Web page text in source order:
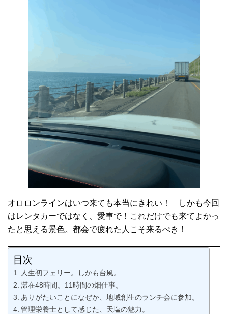
オロロンラインはいつ来ても本当にきれい！ しかも今回
はレンタカーではなく、愛車で！これだけでも来てよかっ
たと思える景色。都会で疲れた人こそ来るべき！
目次
人生初フェリー。しかも台風。
滞在48時間。11時間の畑仕事。
ありがたいことになぜか、地域創生のランチ会に参加。
管理栄養士として感じた、天塩の魅力。